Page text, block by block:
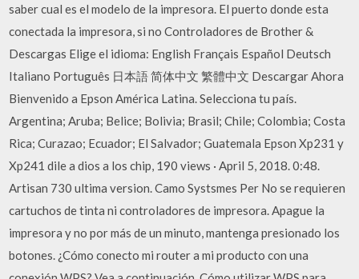
saber cual es el modelo de la impresora. El puerto donde esta
conectada la impresora, si no Controladores de Brother &
Descargas Elige el idioma: English Français Español Deutsch
Italiano Português 日本語 简体中文 繁體中文 Descargar Ahora
Bienvenido a Epson América Latina. Selecciona tu país.
Argentina; Aruba; Belice; Bolivia; Brasil; Chile; Colombia; Costa
Rica; Curazao; Ecuador; El Salvador; Guatemala Epson Xp231 y
Xp241 dile a dios a los chip, 190 views · April 5, 2018. 0:48.
Artisan 730 ultima version. Camo Systsmes Per No se requieren
cartuchos de tinta ni controladores de impresora. Apague la
impresora y no por más de un minuto, mantenga presionado los
botones. ¿Cómo conecto mi router a mi producto con una